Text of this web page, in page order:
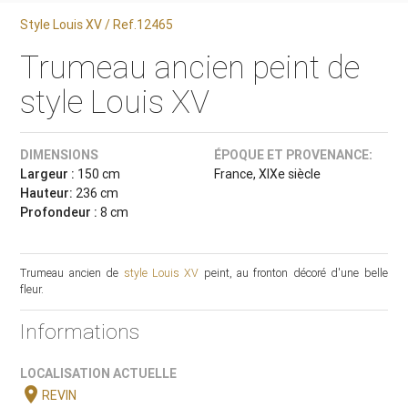
Style Louis XV / Ref.12465
Trumeau ancien peint de
style Louis XV
DIMENSIONS
Largeur : 150 cm
Hauteur: 236 cm
Profondeur : 8 cm
ÉPOQUE ET PROVENANCE:
France, XIXe siècle
Trumeau ancien de style Louis XV peint, au fronton décoré d'une belle
fleur.
Informations
LOCALISATION ACTUELLE
location_onREVIN